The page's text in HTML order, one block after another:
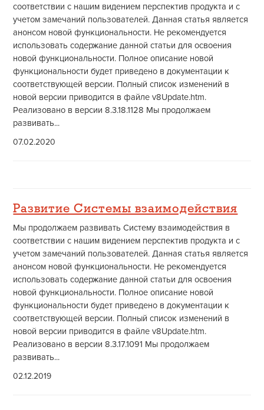
соответствии с нашим видением перспектив продукта и с
учетом замечаний пользователей. Данная статья является
анонсом новой функциональности. Не рекомендуется
использовать содержание данной статьи для освоения
новой функциональности. Полное описание новой
функциональности будет приведено в документации к
соответствующей версии. Полный список изменений в
новой версии приводится в файле v8Update.htm.
Реализовано в версии 8.3.18.1128 Мы продолжаем
развивать...
07.02.2020
Развитие Системы взаимодействия
Мы продолжаем развивать Систему взаимодействия в
соответствии с нашим видением перспектив продукта и с
учетом замечаний пользователей. Данная статья является
анонсом новой функциональности. Не рекомендуется
использовать содержание данной статьи для освоения
новой функциональности. Полное описание новой
функциональности будет приведено в документации к
соответствующей версии. Полный список изменений в
новой версии приводится в файле v8Update.htm.
Реализовано в версии 8.3.17.1091 Мы продолжаем
развивать...
02.12.2019